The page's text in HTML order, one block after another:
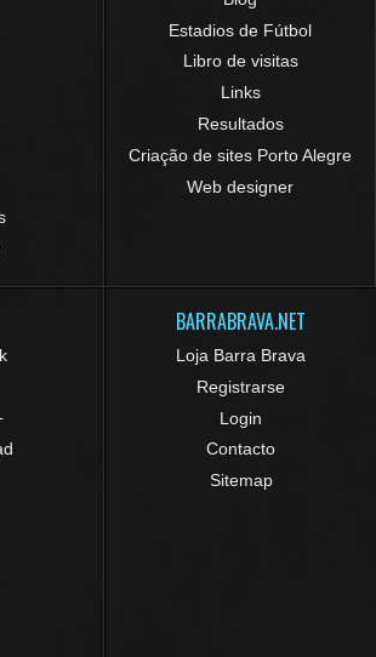
Estadios de Fútbol
Libro de visitas
Links
Resultados
Criação de sites Porto Alegre
Web designer
BARRABRAVA.NET
Loja Barra Brava
Registrarse
Login
Contacto
Sitemap